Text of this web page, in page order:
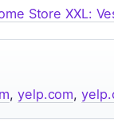
Store XXL:
,yelp.com,